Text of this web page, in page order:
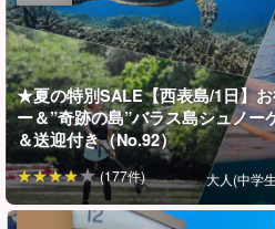
★夏の特別SALE【西表島/1日】
ー＆”奇跡の島”バラス島シュノ
＆送迎付き（No.92）
大人(中学
(177件)